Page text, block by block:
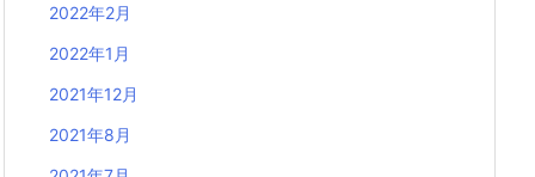
2022年2月
2022年1月
2021年12月
2021年8月